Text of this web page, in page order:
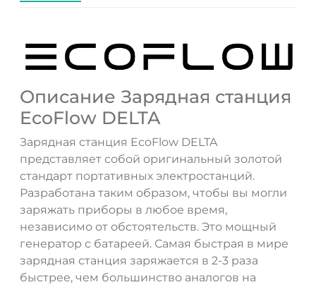
Описание Зарядная станция
EcoFlow DELTA
Зарядная станция EcoFlow DELTA
представляет собой оригинальный золотой
стандарт портативных электростанций.
Разработана таким образом, чтобы вы могли
заряжать приборы в любое время,
независимо от обстоятельств. Это мощный
генератор с батареей. Самая быстрая в мире
зарядная станция заряжается в 2-3 раза
быстрее, чем большинство аналогов на